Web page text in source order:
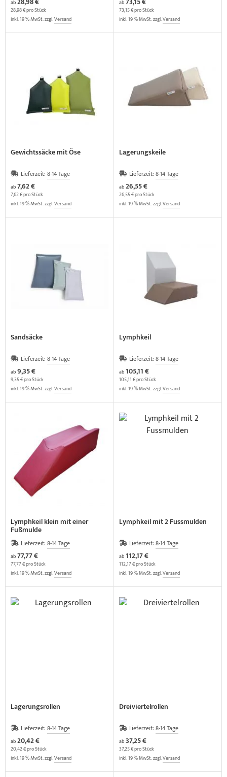
ab
28,98 € pro Stück
inkl. 19 % MwSt. zzgl.Versand
ab
73,15 € pro Stück
inkl. 19 % MwSt. zzgl.Versand
Gewichtssäcke mit Öse
Lieferzeit: 8-14 Tage
ab7,62 €
7,62 € pro Stück
inkl. 19 % MwSt. zzgl.Versand
Lagerungskeile
Lieferzeit: 8-14 Tage
ab26,55 €
26,55 € pro Stück
inkl. 19 % MwSt. zzgl.Versand
Sandsäcke
Lieferzeit: 8-14 Tage
ab9,35 €
9,35 € pro Stück
inkl. 19 % MwSt. zzgl.Versand
Lymphkeil
Lieferzeit: 8-14 Tage
ab105,11 €
105,11 € pro Stück
inkl. 19 % MwSt. zzgl.Versand
Lymphkeil klein mit einer
Fußmulde
Lieferzeit: 8-14 Tage
ab77,77 €
77,77 € pro Stück
inkl. 19 % MwSt. zzgl.Versand
Lymphkeil mit 2 Fussmulden
Lieferzeit: 8-14 Tage
ab112,17 €
112,17 € pro Stück
inkl. 19 % MwSt. zzgl.Versand
Lagerungsrollen
Lieferzeit: 8-14 Tage
ab20,42 €
20,42 € pro Stück
inkl. 19 % MwSt. zzgl.Versand
Dreiviertelrollen
Lieferzeit: 8-14 Tage
ab37,25 €
37,25 € pro Stück
inkl. 19 % MwSt. zzgl.Versand